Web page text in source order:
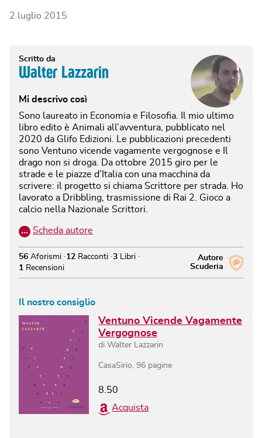
2 luglio 2015
Scritto da
Walter Lazzarin
Mi descrivo così
Sono laureato in Economia e Filosofia. Il mio ultimo
libro edito è Animali all’avventura, pubblicato nel
2020 da Glifo Edizioni. Le pubblicazioni precedenti
sono Ventuno vicende vagamente vergognose e Il
drago non si droga. Da ottobre 2015 giro per le
strade e le piazze d’Italia con una macchina da
scrivere: il progetto si chiama Scrittore per strada. Ho
lavorato a Dribbling, trasmissione di Rai 2. Gioco a
calcio nella Nazionale Scrittori.
… Scheda autore
Autore
Scuderia
56 Aforismi 12 Racconti 3 Libri
1
Recensioni
Il nostro consiglio
Ventuno Vicende Vagamente
Vergognose
di Walter Lazzarin
CasaSirio 96 pagine
8.50
Acquista